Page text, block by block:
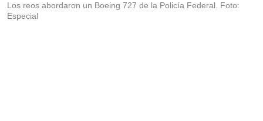
Los reos abordaron un Boeing 727 de la Policía Federal. Foto:
Especial